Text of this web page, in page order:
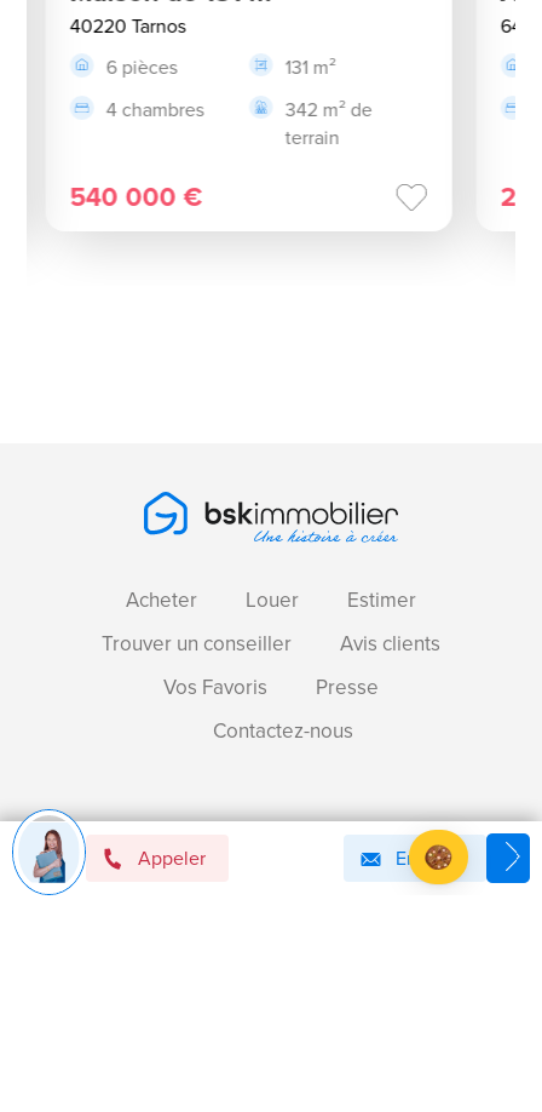
Appeler Email
40220 Tarnos
6 pièces
131 m²
4 chambres
342 m² de
terrain
540 000 €
Acheter Louer
Estimer
Trouver un conseiller
Avis clients
Vos Favoris
Presse
Contactez-nous
Devenir mandataire immobilier BSK !